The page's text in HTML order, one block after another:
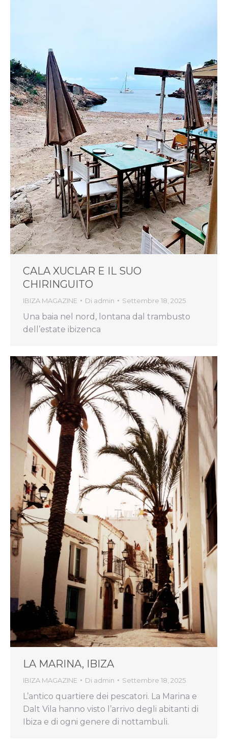
CALA XUCLAR E IL SUO
CHIRINGUITO
IBIZA MAGAZINE Di admin Settembre 18, 2025
Una baia nel nord, lontana dal trambusto
dell’estate ibizenca
LA MARINA, IBIZA
IBIZA MAGAZINE Di admin Settembre 18, 2025
L’antico quartiere dei pescatori. La Marina e
Dalt Vila hanno visto l’arrivo degli abitanti di
Ibiza e di ogni genere di nottambuli.